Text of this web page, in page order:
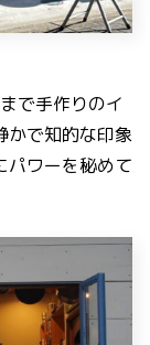
で手作りのイ
かで知的な印象
パワーを秘めて